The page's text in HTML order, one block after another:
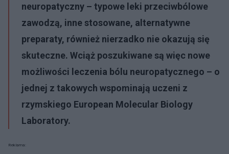
neuropatyczny – typowe leki przeciwbólowe
zawodzą, inne stosowane, alternatywne
preparaty, również nierzadko nie okazują się
skuteczne. Wciąż poszukiwane są więc nowe
możliwości leczenia bólu neuropatycznego – o
jednej z takowych wspominają uczeni z
rzymskiego European Molecular Biology
Laboratory.
Reklama: